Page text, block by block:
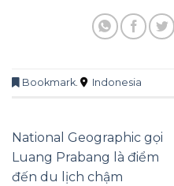
Bookmark Indonesia
National Geographic gọi
Luang Prabang là điểm
đến du lịch chậm